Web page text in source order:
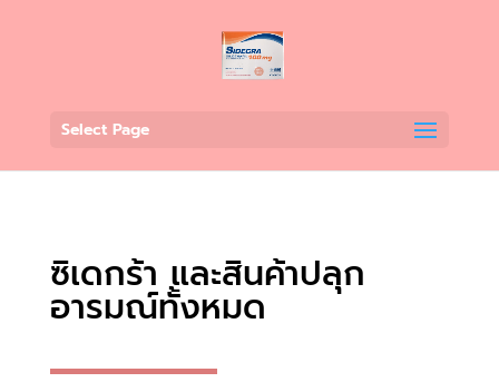
Select Page
ซิเดกร้า และสินค้าปลุก
อารมณ์ทั้งหมด